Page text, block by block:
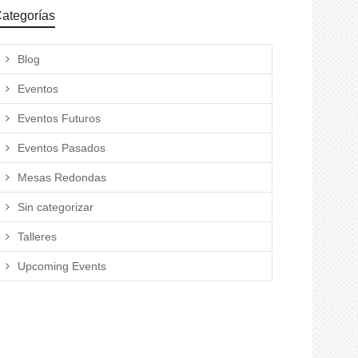
Blog
Eventos
Eventos Futuros
Eventos Pasados
Mesas Redondas
Sin categorizar
Talleres
Upcoming Events